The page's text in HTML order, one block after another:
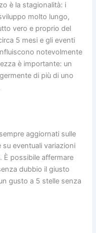
è la stagionalità: i
molto lungo,
vero e proprio del
5 mesi e gli eventi
notevolmente
è importante: un
di più di uno
aggiornati sulle
eventuali variazioni
È possibile affermare
dubbio il giusto
gusto a 5 stelle senza